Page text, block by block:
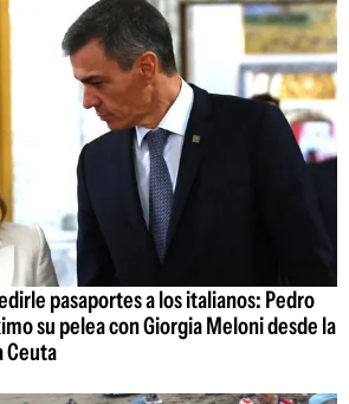
pasaportes a los italianos: Pedro
su pelea con Giorgia Meloni desde la
Ceuta